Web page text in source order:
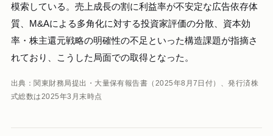
模索している。売上成長の割に利益率が不安定な広告依存体
質、M&Aによる多角化に対する投資家評価の分散、資本効
率・株主還元戦略の明確性の不足といった構造課題が指摘さ
れており、こうした局面での取得となった。
出典：関東財務局提出・大量保有報告書（2025年8月7日付）、発行済株
式総数は2025年3月末時点